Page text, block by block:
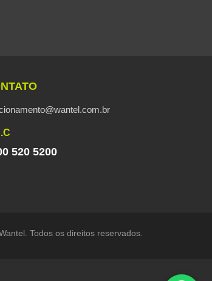
520 5200
Todos os direitos reservados.